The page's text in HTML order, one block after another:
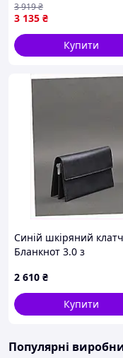
3 135 ₴
3 919₴
Купити
Синій шкіряний клатч
Бланкнот 3.0 з
83217CHE04
2 610 ₴
Купити
Популярні